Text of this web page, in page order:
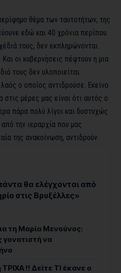
θέμα των ταυτοτήτων, της
εδώ και 40 χρόνια περίπου.
τους, δεν εκπληρώνονται.
οι κυβερνήσεις πέφτουν η μια
τους δεν υλοποιείται.
ο οποίος αντιδρούσε. Εκείνο
στις μέρες μας είναι ότι αυτός ο
πάρα πολύ λίγοι και δυστυχώς
την ιεραρχία που μας
της ανακοίνωση, αντιδρούν.
θα ελέγχονται από
στις Βρυξέλλες»
τη Μαρία Μενούνος:
γονατιστή να
!! Δείτε ΤΙ έκανε ο